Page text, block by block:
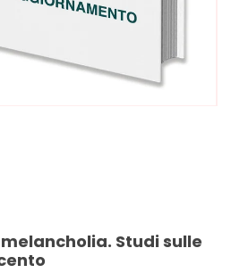
melancholia. Studi sulle